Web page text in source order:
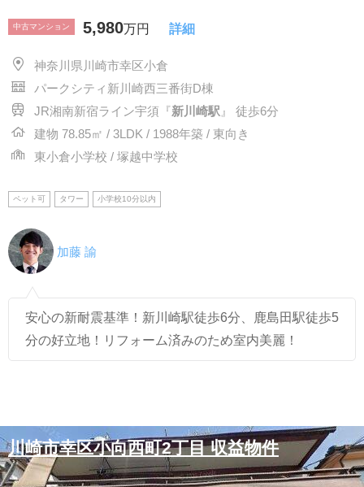
中古マンション 5,980万円 詳細
神奈川県川崎市幸区小倉
パークシティ新川崎西三番街D棟
JR湘南新宿ライン宇須『新川崎駅 』 徒歩6分
建物 78.85㎡ / 3LDK / 1988年築 / 東向き
東小倉小学校 / 塚越中学校
ペット可 タワー 小学校10分以内
加藤 諭
安心の新耐震基準！新川崎駅徒歩6分、鹿島田駅徒歩5
分の好立地！リフォーム済みのため室内美麗！
川崎市幸区小向西町2丁目 収益物件